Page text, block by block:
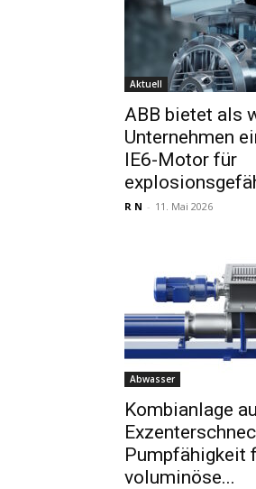
Aktuell
ABB bietet als
Unternehmen
IE6-Motor für
R N - 11. Mai 2026
Abwasser
Kombianlage
Pumpfähigkeit
voluminöse...